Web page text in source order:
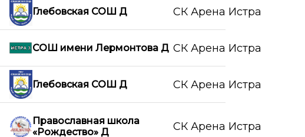
Глебовская СОШ Д СК Арена Истра
СОШ имени Лермонтова Д СК Арена Истра
Глебовская СОШ Д СК Арена Истра
Православная школа
«Рождество» Д
СК Арена Истра